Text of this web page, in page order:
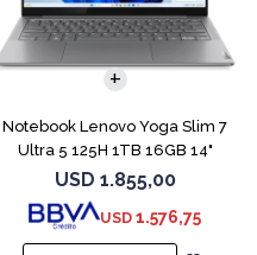
Notebook Lenovo Yoga Slim 7
Ultra 5 125H 1TB 16GB 14"
Gray
USD 1.855,00
USD 1.576,75
COMPARAR